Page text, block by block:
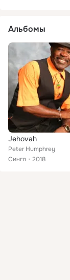
Альбомы
Jehovah
Peter Humphrey
Сингл
2018